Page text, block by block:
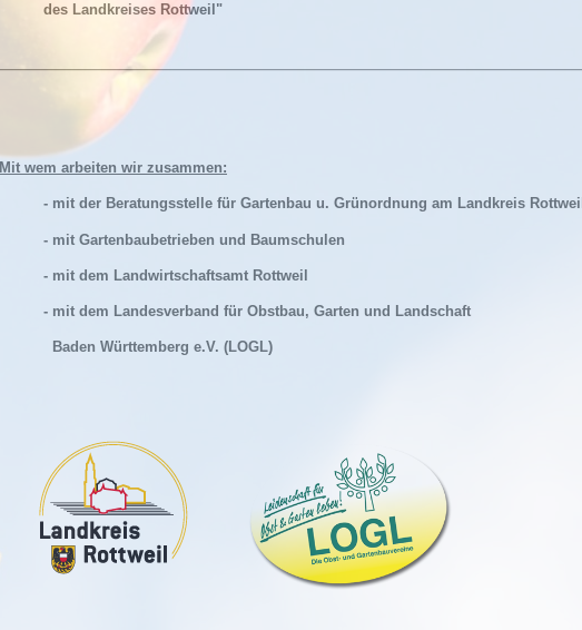
des Landkreises Rottweil"
Mit wem arbeiten wir zusammen:
- mit der Beratungsstelle für Gartenbau u. Grünordnung am Landkreis
- mit Gartenbaubetrieben und Baumschulen
- mit dem Landwirtschaftsamt Rottweil
- mit dem Landesverband für Obstbau, Garten und Landschaft
Baden Württemberg e.V. (LOGL)